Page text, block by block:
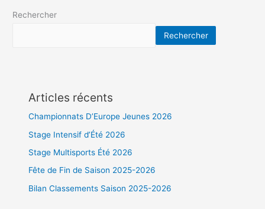
Rechercher
Rechercher
Articles récents
Championnats D’Europe Jeunes 2026
Stage Intensif d’Été 2026
Stage Multisports Été 2026
Fête de Fin de Saison 2025-2026
Bilan Classements Saison 2025-2026